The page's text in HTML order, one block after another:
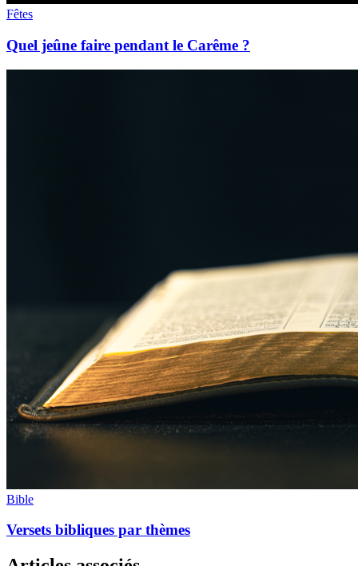
Fêtes
Quel jeûne faire pendant le Carême ?
Bible
Versets bibliques par thèmes